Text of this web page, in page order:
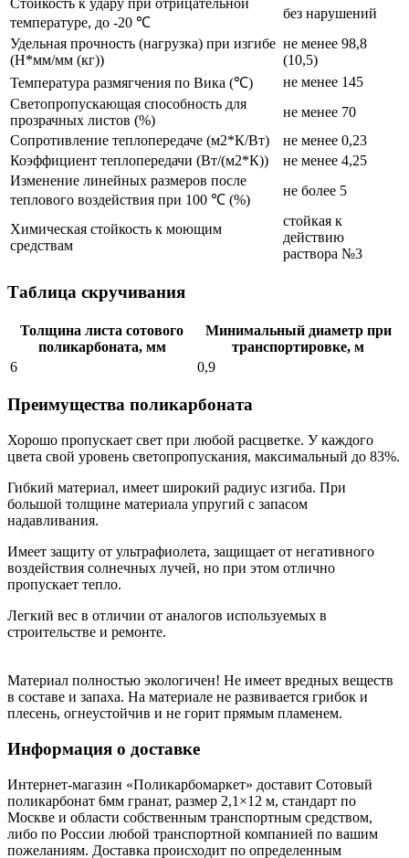
Стойкость к удару при отрицательной
температуре, до -20 ℃
без нарушений
Удельная прочность (нагрузка) при изгибе
(Н*мм/мм (кг))
не менее 98,8
(10,5)
Температура размягчения по Вика (℃)
не менее 145
Светопропускающая способность для
прозрачных листов (%)
не менее 70
Сопротивление теплопередаче (м2*К/Вт)
не менее 0,23
Коэффициент теплопередачи (Вт/(м2*К))
не менее 4,25
Изменение линейных размеров после
теплового воздействия при 100 ℃ (%)
не более 5
Химическая стойкость к моющим
средствам
стойкая к
действию
раствора №3
Таблица скручивания
Толщина листа сотового
поликарбоната, мм
Минимальный диаметр при
транспортировке, м
6
0,9
Преимущества поликарбоната
Хорошо пропускает свет при любой расцветке. У каждого
цвета свой уровень светопропускания, максимальный до 83%.
Гибкий материал, имеет широкий радиус изгиба. При
большой толщине материала упругий с запасом
надавливания.
Имеет защиту от ультрафиолета, защищает от негативного
воздействия солнечных лучей, но при этом отлично
пропускает тепло.
Легкий вес в отличии от аналогов используемых в
строительстве и ремонте.
Материал полностью экологичен! Не имеет вредных веществ
в составе и запаха. На материале не развивается грибок и
плесень, огнеустойчив и не горит прямым пламенем.
Информация о доставке
Интернет-магазин «Поликарбомаркет» доставит Сотовый
поликарбонат 6мм гранат, размер 2,1×12 м, стандарт по
Москве и области собственным транспортным средством,
либо по России любой транспортной компанией по вашим
пожеланиям. Доставка происходит по определенным